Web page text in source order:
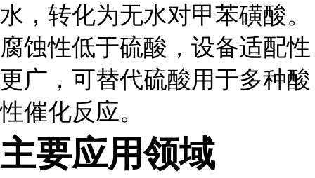
水，转化为无水对甲苯磺酸。
腐蚀性低于硫酸，设备适配性
更广，可替代硫酸用于多种酸
性催化反应。
主要应用领域